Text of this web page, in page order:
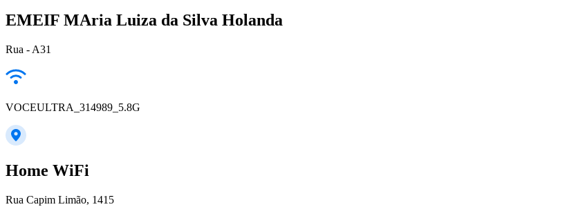
EMEIF MAria Luiza da Silva Holanda
Rua - A31
VOCEULTRA_314989_5.8G
Home WiFi
Rua Capim Limão, 1415